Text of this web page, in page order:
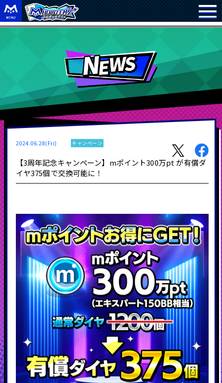
2024.06.28(Fri) キャンペーン
【3周年記念キャンペーン】mポイント300万pt が有償ダ
イヤ375個で交換可能に！